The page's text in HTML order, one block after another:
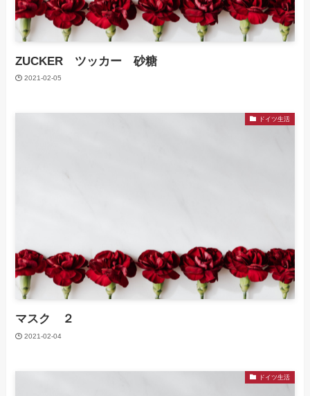
ZUCKER ツッカー 砂糖
2021-02-05
ドイツ生活
マスク ２
2021-02-04
ドイツ生活